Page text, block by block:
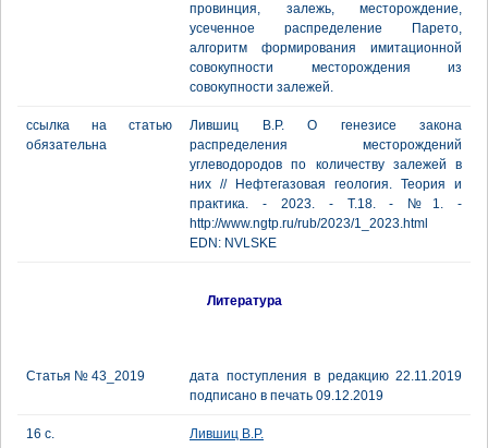
провинция, залежь, месторождение,
усеченное распределение Парето,
алгоритм формирования имитационной
совокупности месторождения из
совокупности залежей.
ссылка на статью
обязательна
Лившиц В.Р. О генезисе закона
распределения месторождений
углеводородов по количеству залежей в
них // Нефтегазовая геология. Теория и
практика. - 2023. - Т.18. - №1. -
http://www.ngtp.ru/rub/2023/1_2023.html
EDN: NVLSKE
Литература
Статья № 43_2019
дата поступления в редакцию 22.11.2019
подписано в печать 09.12.2019
16 с. Лившиц В.Р.